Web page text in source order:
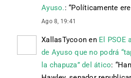
Ayuso.: “Políticamente
Ago 8, 19:41
XallasTycoon en El PSOE
de Ayuso que no podrá
la chapuza” del ático: “